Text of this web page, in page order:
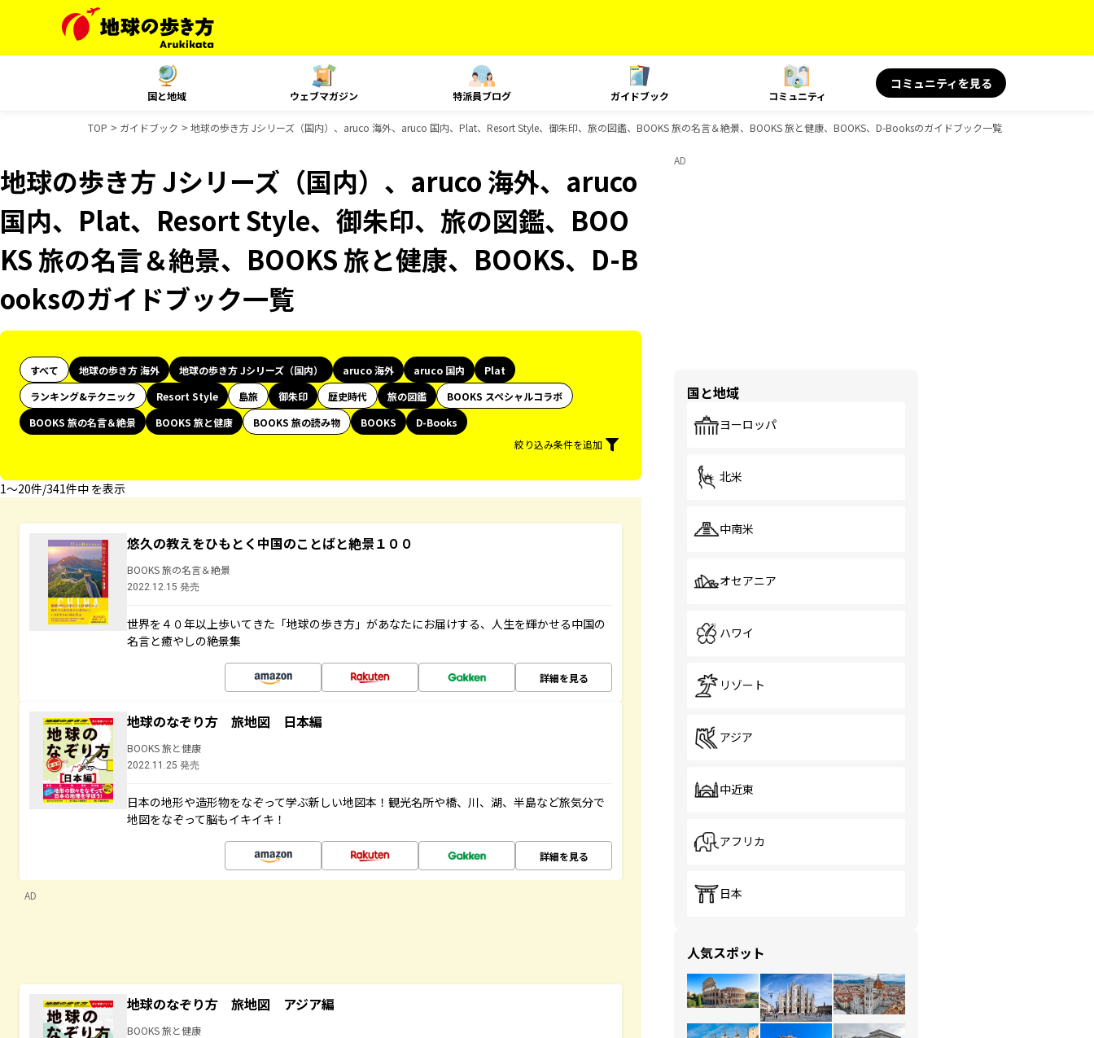
国と地域 ウェブマガジン 特派員ブログ ガイドブック コミュニティ
コミュニティを見る
TOP ガイドブック 地球の歩き方 Jシリーズ（国内）、aruco 海外、aruco 国内、Plat、Resort Style、御朱印、旅の図鑑、BOOKS 旅の名言＆絶景、BOOKS 旅と健康、BOOKS、D-Booksのガイドブック一覧
地球の歩き方 Jシリーズ（国内）、aruco 海外、aruco
国内、Plat、Resort Style、御朱印、旅の図鑑、BOO
KS 旅の名言＆絶景、BOOKS 旅と健康、BOOKS、D-B
ooksのガイドブック一覧
すべて 地球の歩き方 海外 地球の歩き方 Jシリーズ（国内） aruco 海外 aruco 国内
Plat
ランキング&テクニック
Resort Style 島旅 御朱印 歴史時代 旅の図鑑
BOOKS スペシャルコラボ
BOOKS 旅の名言＆絶景
BOOKS 旅と健康 BOOKS 旅の読み物 BOOKS
D-Books
絞り込み条件を追加
1〜20件/341件中 を表示
悠久の教えをひもとく中国のことばと絶景１００
BOOKS 旅の名言＆絶景
2022.12.15 発売
世界を４０年以上歩いてきた「地球の歩き方」があなたにお届けする、人生を輝かせる中国の
名言と癒やしの絶景集
詳細を見る
地球のなぞり方 旅地図 日本編
BOOKS 旅と健康
2022.11.25 発売
日本の地形や造形物をなぞって学ぶ新しい地図本！観光名所や橋、川、湖、半島など旅気分で
地図をなぞって脳もイキイキ！
詳細を見る
AD
地球のなぞり方 旅地図 アジア編
BOOKS 旅と健康
AD
国と地域
ヨーロッパ
北米
中南米
オセアニア
ハワイ
リゾート
アジア
中近東
アフリカ
日本
人気スポット